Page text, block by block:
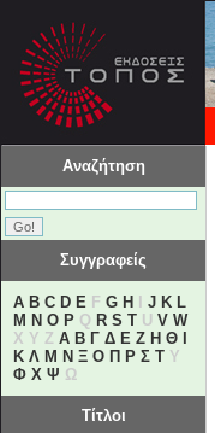
Αναζήτηση
Συγγραφείς
A B C D E F G H J K L
M N O P Q R S T U V W
X Y Z Α Β Γ Δ Ε Ζ Η Θ
Κ Λ Μ Ν Ξ Ο Π Ρ Σ Τ Υ
Φ Χ Ψ Ω
Τίτλοι